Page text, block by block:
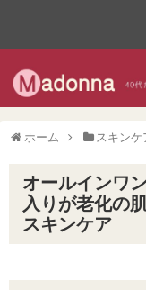
ホーム スキンケ
オールインワ
入りが老化の
スキンケア